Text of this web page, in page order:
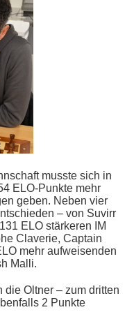
musste sich in
ELO-Punkte mehr
geben. Neben vier
– von Suvirr
ELO stärkeren IM
Claverie, Captain
mehr aufweisenden
Malli.
die Oltner – zum dritten
2 Punkte